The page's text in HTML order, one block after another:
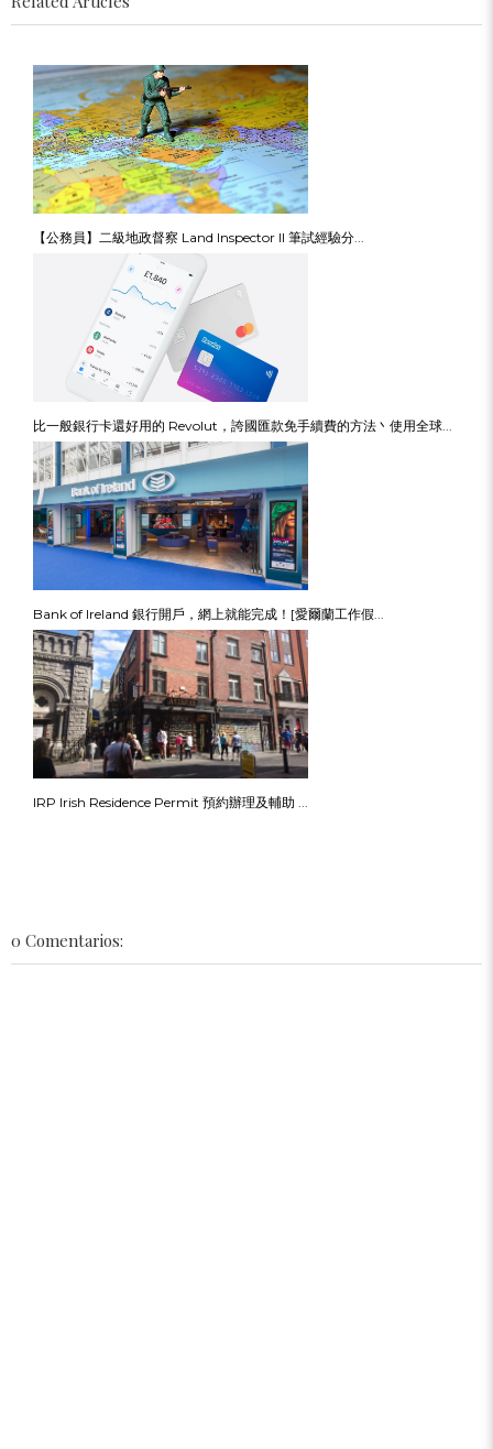
【公務員】二級地政督察 Land Inspector II 筆試經驗分...
比一般銀行卡還好用的 Revolut，誇國匯款免手續費的方法丶使用全球...
Bank of Ireland 銀行開戶，網上就能完成！[愛爾蘭工作假...
IRP Irish Residence Permit 預約辦理及輔助 ...
0 Comentarios: